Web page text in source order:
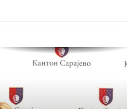
Općina Centar: Potpisani ugovori za
socijalne zaštite